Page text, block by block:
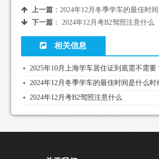
上一篇： 2024年12月冬季学车的最佳时
下一篇： 2024年12月考B2驾照注意什么
相关信息
2025年10月上海学车居住证到底需不需要
2024年12月冬季学车的最佳时间是什么时
2024年12月考B2驾照注意什么